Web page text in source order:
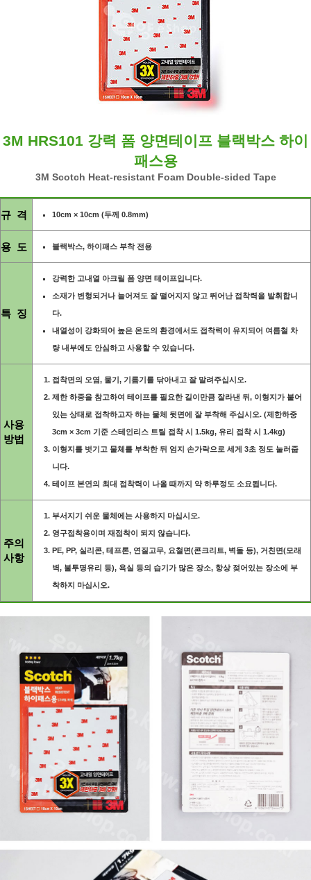
3M HRS101 강력 폼 양면테이프 블랙박스 하이
패스용
3M Scotch Heat-resistant Foam Double-sided Tape
규 격 10cm × 10cm (두께 0.8mm)
용 도 블랙박스, 하이패스 부착 전용
특 징
강력한 고내열 아크릴 폼 양면 테이프입니다.
소재가 변형되거나 늘어져도 잘 떨어지지 않고 뛰어난 접착력을 발휘합니
다.
내열성이 강화되어 높은 온도의 환경에서도 접착력이 유지되어 여름철 차
량 내부에도 안심하고 사용할 수 있습니다.
사용
방법
접착면의 오염, 물기, 기름기를 닦아내고 잘 말려주십시오.
제한 하중을 참고하여 테이프를 필요한 길이만큼 잘라낸 뒤, 이형지가 붙어
있는 상태로 접착하고자 하는 물체 뒷면에 잘 부착해 주십시오. (제한하중
3cm × 3cm 기준 스테인리스 트틸 접착 시 1.5kg, 유리 접착 시 1.4kg)
이형지를 벗기고 물체를 부착한 뒤 엄지 손가락으로 세게 3초 정도 눌러줍
니다.
테이프 본연의 최대 접착력이 나올 때까지 약 하루정도 소요됩니다.
주의
사항
부서지기 쉬운 물체에는 사용하지 마십시오.
영구접착용이며 재접착이 되지 않습니다.
PE, PP, 실리콘, 테프론, 연질고무, 요철면(콘크리트, 벽돌 등), 거친면(모래
벽, 불투명유리 등), 욕실 등의 습기가 많은 장소, 항상 젖어있는 장소에 부
착하지 마십시오.